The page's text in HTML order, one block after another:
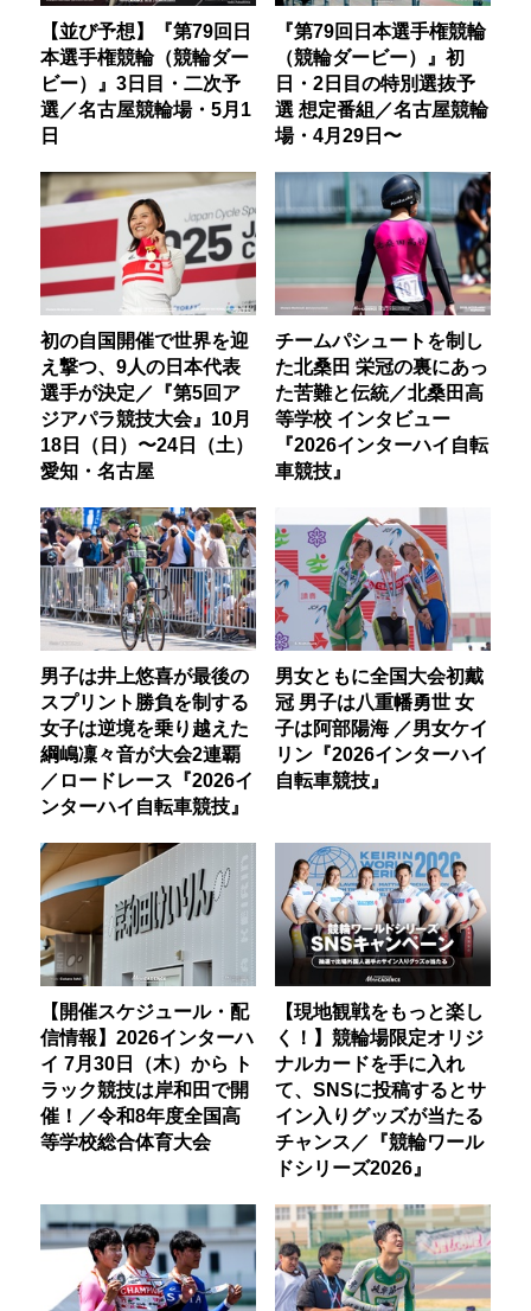
【並び予想】『第79回日
本選手権競輪（競輪ダー
ビー）』3日目・二次予
選／名古屋競輪場・5月1
日
『第79回日本選手権競輪
（競輪ダービー）』初
日・2日目の特別選抜予
選 想定番組／名古屋競輪
場・4月29日〜
初の自国開催で世界を迎
え撃つ、9人の日本代表
選手が決定／『第5回ア
ジアパラ競技大会』10月
18日（日）〜24日（土）
愛知・名古屋
チームパシュートを制し
た北桑田 栄冠の裏にあっ
た苦難と伝統／北桑田高
等学校 インタビュー
『2026インターハイ自転
車競技』
男子は井上悠喜が最後の
スプリント勝負を制する
女子は逆境を乗り越えた
綱嶋凜々音が大会2連覇
／ロードレース『2026イ
ンターハイ自転車競技』
男女ともに全国大会初戴
冠 男子は八重幡勇世 女
子は阿部陽海 ／男女ケイ
リン『2026インターハイ
自転車競技』
【開催スケジュール・配
信情報】2026インターハ
イ 7月30日（木）から ト
ラック競技は岸和田で開
催！／令和8年度全国高
等学校総合体育大会
【現地観戦をもっと楽し
く！】競輪場限定オリジ
ナルカードを手に入れ
て、SNSに投稿するとサ
イン入りグッズが当たる
チャンス／『競輪ワール
ドシリーズ2026』